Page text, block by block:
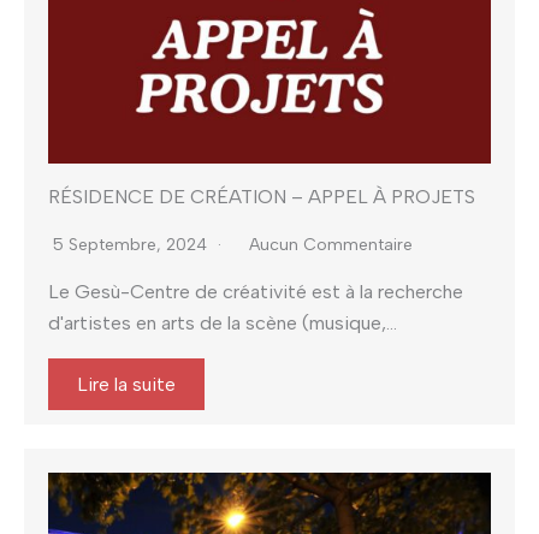
RÉSIDENCE DE CRÉATION – APPEL À PROJETS
5 Septembre, 2024 Aucun Commentaire
Le Gesù-Centre de créativité est à la recherche
d'artistes en arts de la scène (musique,...
Lire la suite